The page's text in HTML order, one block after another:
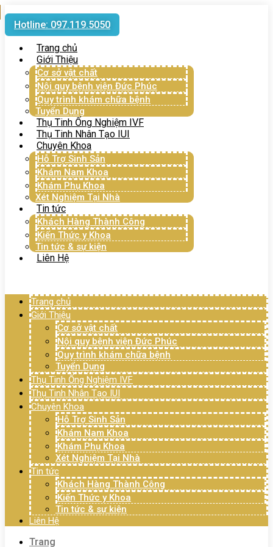
Hotline: 097.119.5050
Trang chủ
Giới Thiệu
Cơ sở vật chất
Nội quy bệnh viện Đức Phúc
Quy trình khám chữa bệnh
Tuyển Dụng
Thụ Tinh Ống Nghiệm IVF
Thụ Tinh Nhân Tạo IUI
Chuyên Khoa
Hỗ Trợ Sinh Sản
Khám Nam Khoa
Khám Phụ Khoa
Xét Nghiệm Tại Nhà
Tin tức
Khách Hàng Thành Công
Kiến Thức y Khoa
Tin tức & sự kiện
Liên Hệ
Trang chủ
Giới Thiệu
Cơ sở vật chất
Nội quy bệnh viện Đức Phúc
Quy trình khám chữa bệnh
Tuyển Dụng
Thụ Tinh Ống Nghiệm IVF
Thụ Tinh Nhân Tạo IUI
Chuyên Khoa
Hỗ Trợ Sinh Sản
Khám Nam Khoa
Khám Phụ Khoa
Xét Nghiệm Tại Nhà
Tin tức
Khách Hàng Thành Công
Kiến Thức y Khoa
Tin tức & sự kiện
Liên Hệ
Trang